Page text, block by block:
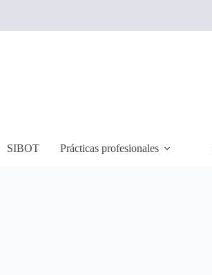
SIBOT Prácticas profesionales